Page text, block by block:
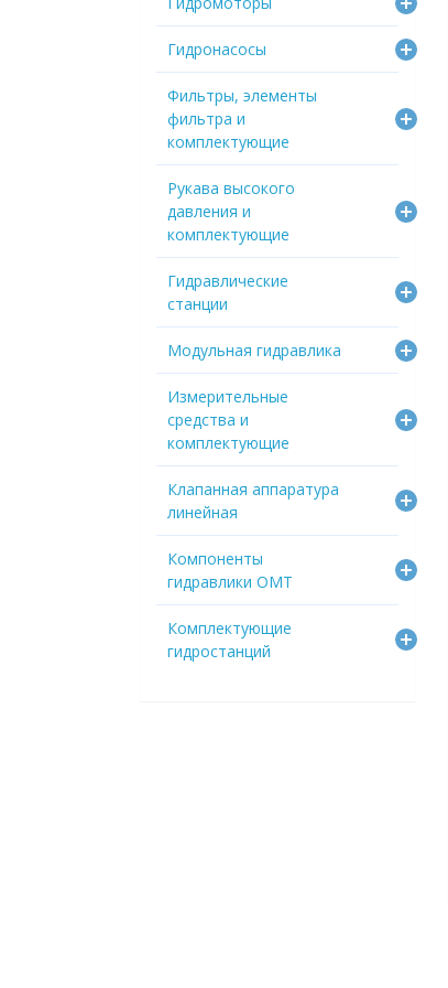
Гидронасосы
Фильтры, элементы
фильтра и
комплектующие
Рукава высокого
давления и
комплектующие
Гидравлические
станции
Модульная гидравлика
Измерительные
средства и
комплектующие
Клапанная аппаратура
линейная
Компоненты
гидравлики OMT
Комплектующие
гидростанций